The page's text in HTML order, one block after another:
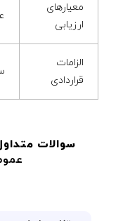
معیارهای
ارزیابی
الزامات
قراردادی
سوالات